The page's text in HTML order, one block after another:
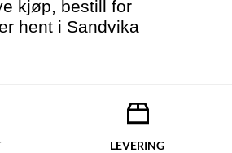
kjøp, bestill for
hent i Sandvika
LEVERING